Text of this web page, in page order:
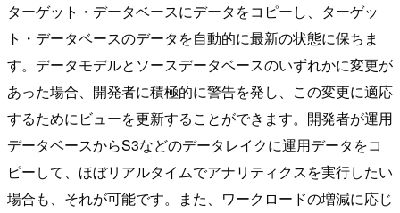
ターゲット・データベースにデータをコピーし、ターゲッ
ト・データベースのデータを自動的に最新の状態に保ちま
す。データモデルとソースデータベースのいずれかに変更が
あった場合、開発者に積極的に警告を発し、この変更に適応
するためにビューを更新することができます。開発者が運用
データベースからS3などのデータレイクに運用データをコ
ピーして、ほぼリアルタイムでアナリティクスを実行したい
場合も、それが可能です。また、ワークロードの増減に応じ